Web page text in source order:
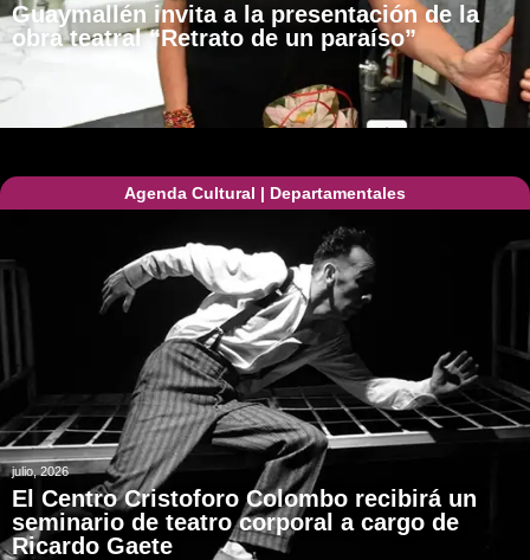
Guaymallén invita a la presentación de la
obra teatral “Retrato de un paraíso”
Agenda Cultural | Departamentales
julio, 2026
El Centro Cristoforo Colombo recibirá un
seminario de teatro corporal a cargo de
Ricardo Gaete